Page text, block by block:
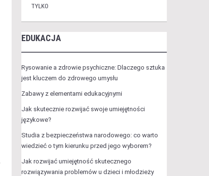
TYLKO
EDUKACJA
Rysowanie a zdrowie psychiczne: Dlaczego sztuka
jest kluczem do zdrowego umysłu
Zabawy z elementami edukacyjnymi
Jak skutecznie rozwijać swoje umiejętności
językowe?
Studia z bezpieczeństwa narodowego: co warto
wiedzieć o tym kierunku przed jego wyborem?
Jak rozwijać umiejętność skutecznego
rozwiązywania problemów u dzieci i młodzieży